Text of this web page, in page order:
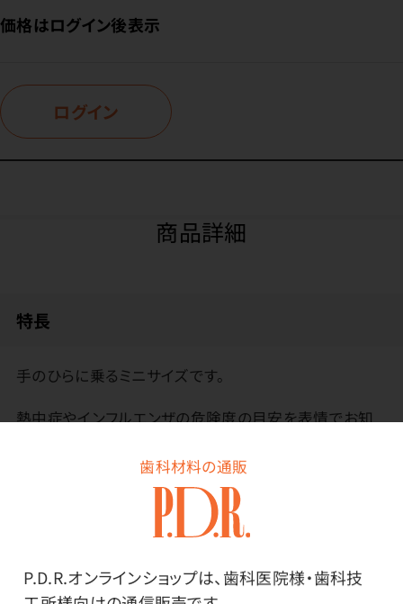
歯科材料の通販
P.D.R.オンラインショップは、歯科医院様・歯科技
価格はログイン後表示
ログイン
商品詳細
特長
手のひらに乗るミニサイズです。
熱中症やインフルエンザの危険度の目安を表情でお知
立てる、掛ける、ストラップをつける、と設置方法を選べ